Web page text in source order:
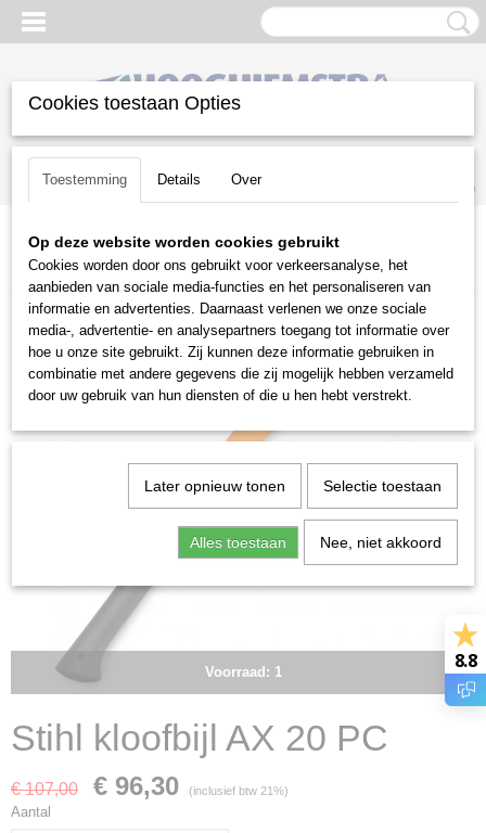
Inloggen Registreren
(0)
Home >Snoeien en Zagen> Kettingzagen | toebehoren
Handgereedschap voor bosbeheer>Stihl>Stihl kloofbijl AX 20 PC
Voorraad: 1
Stihl kloofbijl AX 20 PC
€ 107,00 € 96,30 (inclusief btw 21%)
Aantal
8.8
Cookies toestaan Opties
Toestemming Details Over
Op deze website worden cookies gebruikt
Cookies worden door ons gebruikt voor verkeersanalyse, het
aanbieden van sociale media-functies en het personaliseren van
informatie en advertenties. Daarnaast verlenen we onze sociale
media-, advertentie- en analysepartners toegang tot informatie over
hoe u onze site gebruikt. Zij kunnen deze informatie gebruiken in
combinatie met andere gegevens die zij mogelijk hebben verzameld
door uw gebruik van hun diensten of die u hen hebt verstrekt.
Later opnieuw tonen Selectie toestaan
Alles toestaan Nee, niet akkoord